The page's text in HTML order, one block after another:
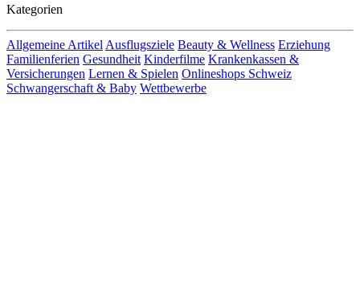
Kategorien
Allgemeine Artikel Ausflugsziele Beauty & Wellness Erziehung
Familienferien Gesundheit Kinderfilme Krankenkassen &
Versicherungen Lernen & Spielen Onlineshops Schweiz
Schwangerschaft & Baby Wettbewerbe